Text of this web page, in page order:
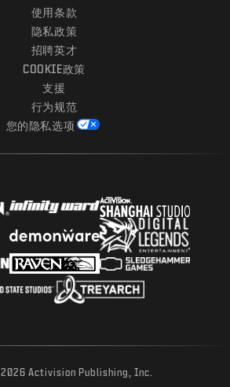
使用条款
隐私政策
招聘英才
COOKIE政策
支援
行为规范
您的隐私选项
2026 Activision Publishing, Inc.